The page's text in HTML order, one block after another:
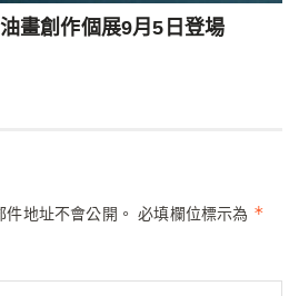
畫創作個展9月5日登場
地址不會公開。 必填欄位標示為 *